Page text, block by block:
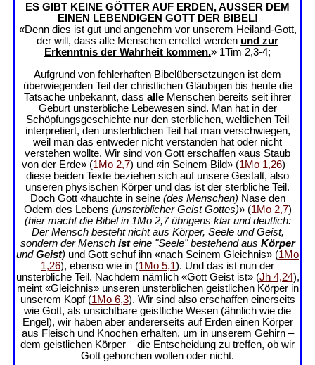
ES GIBT KEINE GÖTTER AUF ERDEN, AUSSER DEM
EINEN LEBENDIGEN GOTT DER BIBEL!
«Denn dies ist gut und angenehm vor unserem Heiland-Gott,
der will, dass alle Menschen errettet werden und zur
Erkenntnis der Wahrheit kommen.» 1Tim 2,3-4;
Aufgrund von fehlerhaften Bibelübersetzungen ist dem
überwiegenden Teil der christlichen Gläubigen bis heute die
Tatsache unbekannt, dass alle Menschen bereits seit ihrer
Geburt unsterbliche Lebewesen sind. Man hat in der
Schöpfungsgeschichte nur den sterblichen, weltlichen Teil
interpretiert, den unsterblichen Teil hat man verschwiegen,
weil man das entweder nicht verstanden hat oder nicht
verstehen wollte. Wir sind von Gott erschaffen «aus Staub
von der Erde» (1Mo 2,7) und «in Seinem Bild» (1Mo 1,26) –
diese beiden Texte beziehen sich auf unsere Gestalt, also
unseren physischen Körper und das ist der sterbliche Teil.
Doch Gott «hauchte in seine (des Menschen) Nase den
Odem des Lebens (unsterblicher Geist Gottes)» (1Mo 2,7)
(hier macht die Bibel in 1Mo 2,7 übrigens klar und deutlich:
Der Mensch besteht nicht aus Körper, Seele und Geist,
sondern der Mensch isteine "Seele" bestehend aus Körper
undGeist) und Gott schuf ihn «nach Seinem Gleichnis» (1Mo
1,26), ebenso wie in (1Mo 5,1). Und das ist nun der
unsterbliche Teil. Nachdem nämlich «Gott Geist ist» (Jh 4,24),
meint «Gleichnis» unseren unsterblichen geistlichen Körper in
unserem Kopf (1Mo 6,3). Wir sind also erschaffen einerseits
wie Gott, als unsichtbare geistliche Wesen (ähnlich wie die
Engel), wir haben aber andererseits auf Erden einen Körper
aus Fleisch und Knochen erhalten, um in unserem Gehirn –
dem geistlichen Körper – die Entscheidung zu treffen, ob wir
Gott gehorchen wollen oder nicht.